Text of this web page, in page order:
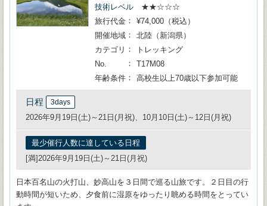
技術レベル
★★☆☆☆
旅行代金
¥74,000（税込）
開催地域
北陸（新潟県）
カテゴリ
トレッキング
No.
T17M08
年齢条件
高校生以上70歳以下参加可能
日程 3days
2026年9月19日(土)～21日(月祝)、10月10日(土)～12日(月祝)
最少催行人数に達している日程
[満]2026年9月19日(土)～21日(月祝)
日本百名山の火打山、妙高山を３日間で巡る山旅です。２日目の行
動時間が短いため、夕食前に湿原をゆったり眺める時間をとってい